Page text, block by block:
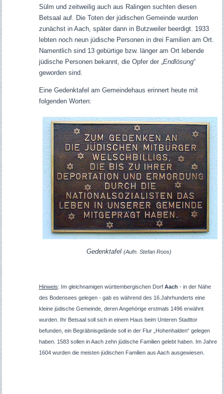
Sülm und zeitweilig auch aus Ralingen suchten diesen
Betsaal auf. Die Toten der jüdischen Gemeinde wurden
zunächst in Aach, später dann in Butzweiler beerdigt. 1933
lebten noch neun jüdische Personen in drei Familien am Ort.
Namentlich sind 13 gebürtige bzw. länger am Ort lebende
jüdische Personen bekannt, die Opfer der „Endlösung“
geworden sind.
Eine Gedenktafel am Gemeindehaus erinnert heute mit
folgenden Worten:
Gedenktafel(Aufn. Stefan Roos)
Hinweis: Im gleichnamigen württembergischen Dorf Aach - in der Nähe
des Bodensees gelegen - gab es während des 16.Jahrhunderts eine
kleine jüdische Gemeinde, deren Angehörige erstmals 1496 erwähnt
wurden. Ihr Betsaal soll sich in einem Haus beim Unteren Stadttor
befunden, ein Begräbnisgelände soll in der Flur „Hohenhalden“ gelegen
haben. 1583 sollen in Aach zehn jüdische Familien gelebt haben. Im Jahre
1604 wurden die meisten jüdischen Familien aus Aach ausgewiesen.